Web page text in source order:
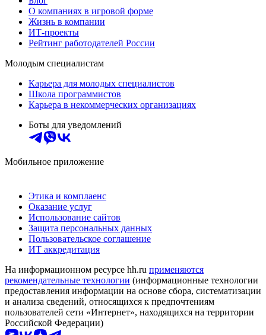
О компаниях в игровой форме
Жизнь в компании
ИТ-проекты
Рейтинг работодателей России
Молодым специалистам
Карьера для молодых специалистов
Школа программистов
Карьера в некоммерческих организациях
Боты для уведомлений
Мобильное приложение
Этика и комплаенс
Оказание услуг
Использование сайтов
Защита персональных данных
Пользовательское соглашение
ИТ аккредитация
На информационном ресурсе hh.ru применяются
рекомендательные технологии (информационные технологии
предоставления информации на основе сбора, систематизации
и анализа сведений, относящихся к предпочтениям
пользователей сети «Интернет», находящихся на территории
Российской Федерации)